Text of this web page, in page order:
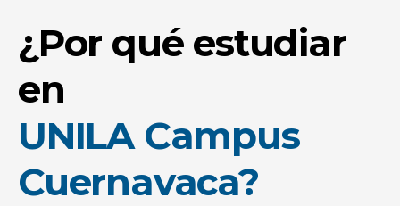
¿Por qué estudiar
en
UNILA Campus
Cuernavaca?